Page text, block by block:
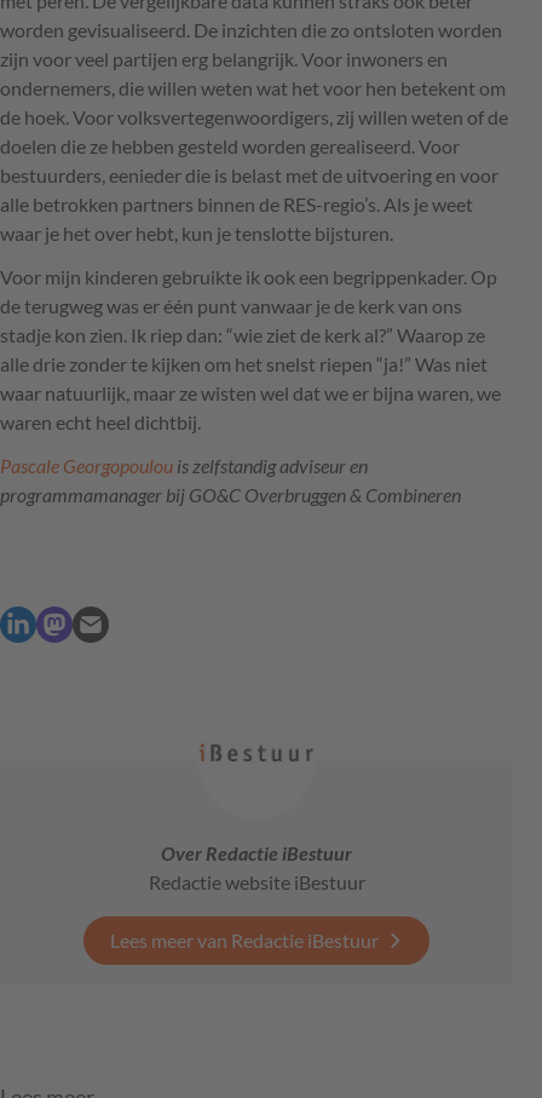
worden gevisualiseerd. De inzichten die zo ontsloten worden
zijn voor veel partijen erg belangrijk. Voor inwoners en
ondernemers, die willen weten wat het voor hen betekent om
de hoek. Voor volksvertegenwoordigers, zij willen weten of de
doelen die ze hebben gesteld worden gerealiseerd. Voor
bestuurders, eenieder die is belast met de uitvoering en voor
alle betrokken partners binnen de RES-regio’s. Als je weet
waar je het over hebt, kun je tenslotte bijsturen.
Voor mijn kinderen gebruikte ik ook een begrippenkader. Op
de terugweg was er één punt vanwaar je de kerk van ons
stadje kon zien. Ik riep dan: “wie ziet de kerk al?” Waarop ze
alle drie zonder te kijken om het snelst riepen “ja!” Was niet
waar natuurlijk, maar ze wisten wel dat we er bijna waren, we
waren echt heel dichtbij.
Pascale Georgopoulou is zelfstandig adviseur en
programmamanager bij GO&C Overbruggen & Combineren
Over Redactie iBestuur
Redactie website iBestuur
Lees meer van Redactie iBestuur